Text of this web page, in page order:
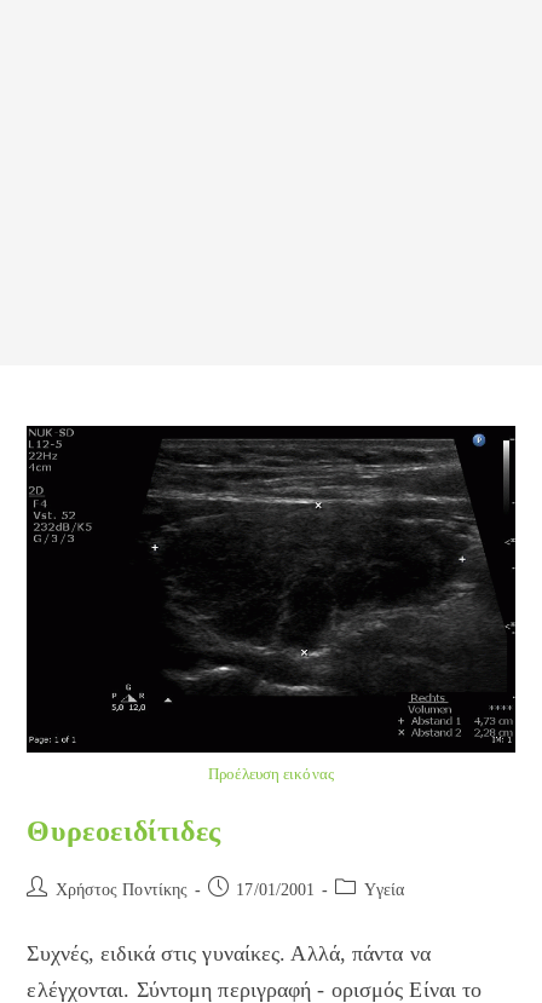
Προέλευση εικόνας
Θυρεοειδίτιδες
Post Χρήστος Ποντίκης
Post 17/01/2001
Post Yγεία
Συχνές, ειδικά στις γυναίκες. Αλλά, πάντα να
ελέγχονται. Σύντομη περιγραφή - ορισμός Είναι το